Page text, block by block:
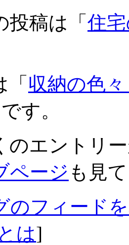
投稿は「 住
収納の色
です。
のエントリ
ページ も見
のフィード
は]